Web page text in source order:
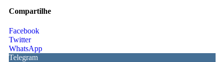
Compartilhe
Facebook
Twitter
WhatsApp
Telegram